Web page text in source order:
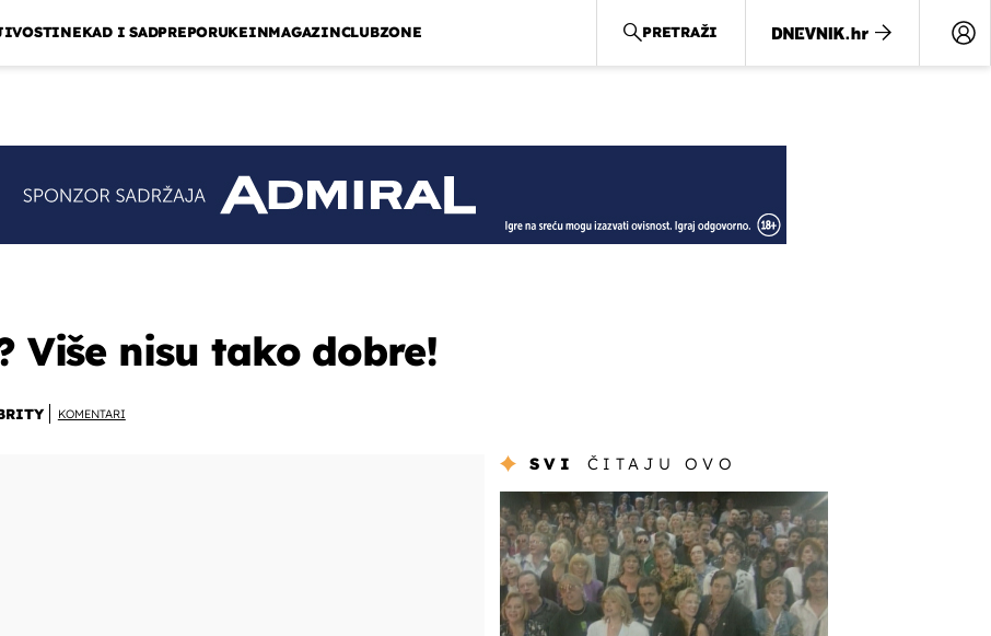
NEKAD I SADPREPORUKEINMAGAZINCLUBZONE PRETRAŽI
Više nisu tako dobre!
KOMENTARI
SVI ČITAJU OVO